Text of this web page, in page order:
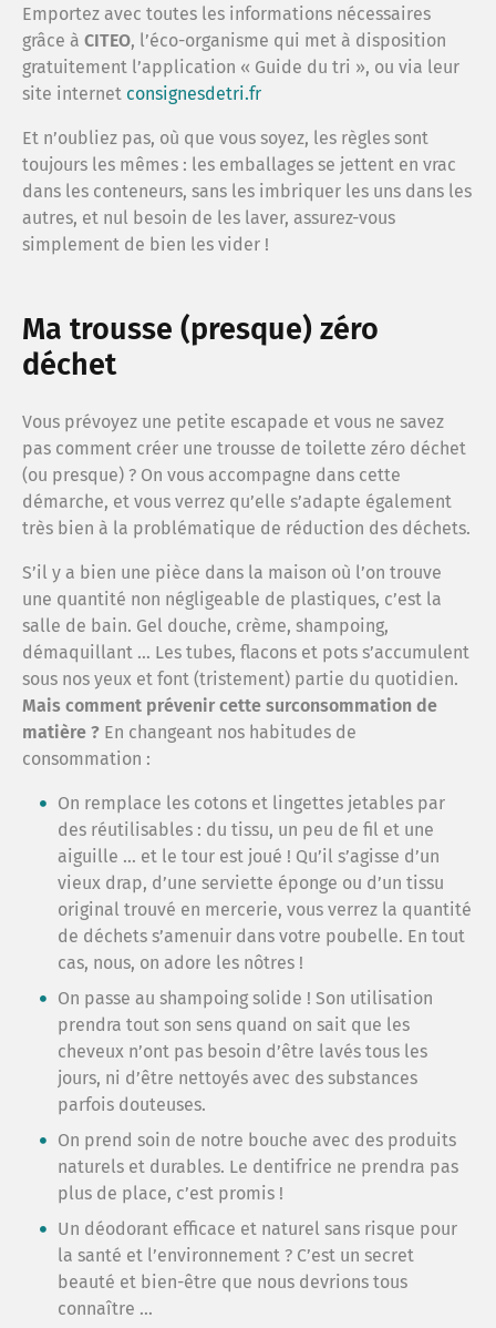
Emportez avec toutes les informations nécessaires
grâce à CITEO, l’éco-organisme qui met à disposition
gratuitement l’application « Guide du tri », ou via leur
site internet consignesdetri.fr
Et n’oubliez pas, où que vous soyez, les règles sont
toujours les mêmes : les emballages se jettent en vrac
dans les conteneurs, sans les imbriquer les uns dans les
autres, et nul besoin de les laver, assurez-vous
simplement de bien les vider !
Ma trousse (presque) zéro
déchet
Vous prévoyez une petite escapade et vous ne savez
pas comment créer une trousse de toilette zéro déchet
(ou presque) ? On vous accompagne dans cette
démarche, et vous verrez qu’elle s’adapte également
très bien à la problématique de réduction des déchets.
S’il y a bien une pièce dans la maison où l’on trouve
une quantité non négligeable de plastiques, c’est la
salle de bain. Gel douche, crème, shampoing,
démaquillant … Les tubes, flacons et pots s’accumulent
sous nos yeux et font (tristement) partie du quotidien.
Mais comment prévenir cette surconsommation de
matière ? En changeant nos habitudes de
consommation :
On remplace les cotons et lingettes jetables par
des réutilisables : du tissu, un peu de fil et une
aiguille … et le tour est joué ! Qu’il s’agisse d’un
vieux drap, d’une serviette éponge ou d’un tissu
original trouvé en mercerie, vous verrez la quantité
de déchets s’amenuir dans votre poubelle. En tout
cas, nous, on adore les nôtres !
On passe au shampoing solide ! Son utilisation
prendra tout son sens quand on sait que les
cheveux n’ont pas besoin d’être lavés tous les
jours, ni d’être nettoyés avec des substances
parfois douteuses.
On prend soin de notre bouche avec des produits
naturels et durables. Le dentifrice ne prendra pas
plus de place, c’est promis !
Un déodorant efficace et naturel sans risque pour
la santé et l’environnement ? C’est un secret
beauté et bien-être que nous devrions tous
connaître …